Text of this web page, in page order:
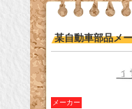
某自動車部品メ
メーカー